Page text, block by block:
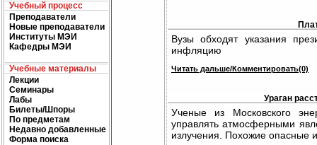
Учебный процесс
Преподаватели
Новые преподаватели
Институты МЭИ
Кафедры МЭИ
Учебные материалы
Лекции
Семинары
Лабы
Билеты/Шпоры
По предметам
Недавно добавленные
Форма поиска
Вузы обходят указания
инфляцию
Читать дальше/Комментировать(0)
Ураган
Ученые из Московского
управлять атмосферными
излучения. Похожие опасные